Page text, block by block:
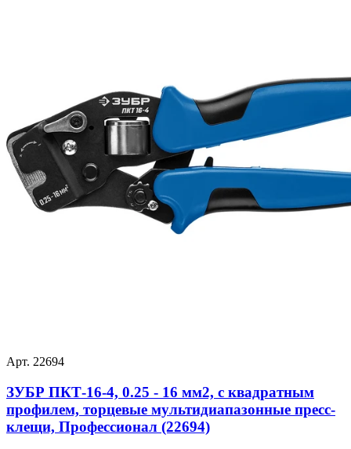
Арт. 22694
ЗУБР ПКТ-16-4, 0.25 - 16 мм2, с квадратным
профилем, торцевые мультидиапазонные пресс-
клещи, Профессионал (22694)